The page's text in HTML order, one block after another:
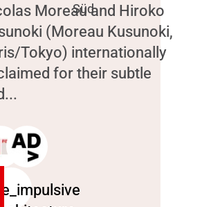
Moreau and Hiroko
(Moreau Kusunoki,
Tokyo) internationally
for their subtle
Süd